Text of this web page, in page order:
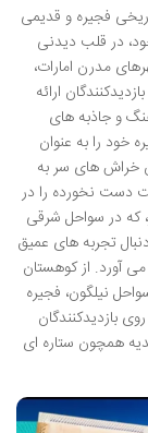
فجیره و قدیمی
در قلب دیدنی
مدرن امارات،
ارائه
و جاذبه های
خود را به عنوان
خراش های سر به
دست نخورده را در
که در سواحل شرقی
تجربه های عمیق
آورد. از کوهستان
نیلگون، فجیره
بازدیدکنندگان
همچون ستاره ای